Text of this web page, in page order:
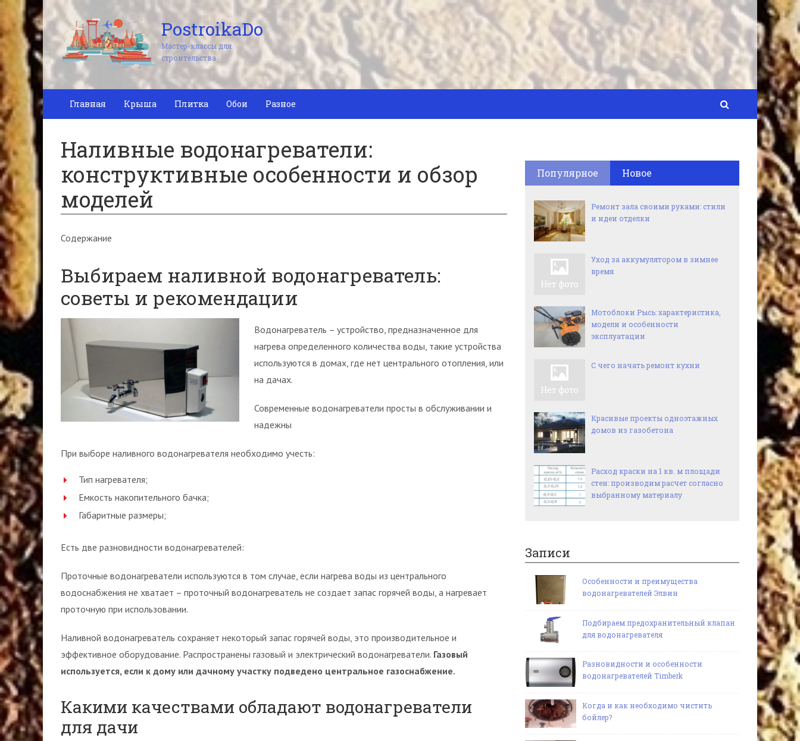
PostroikaDo
Мастер-классы для
строительства
Главная Крыша Плитка Обои Разное
Наливные водонагреватели:
конструктивные особенности и обзор
моделей
Содержание
Выбираем наливной водонагреватель:
советы и рекомендации
Водонагреватель – устройство, предназначенное для
нагрева определенного количества воды, такие устройства
используются в домах, где нет центрального отопления, или
на дачах.
Современные водонагреватели просты в обслуживании и
надежны
При выборе наливного водонагревателя необходимо учесть:
Тип нагревателя;
Емкость накопительного бачка;
Габаритные размеры;
Есть две разновидности водонагревателей:
Проточные водонагреватели используются в том случае, если нагрева воды из центрального
водоснабжения не хватает – проточный водонагреватель не создает запас горячей воды, а нагревает
проточную при использовании.
Наливной водонагреватель сохраняет некоторый запас горячей воды, это производительное и
эффективное оборудование. Распространены газовый и электрический водонагреватели. Газовый
используется, если к дому или дачному участку подведено центральное газоснабжение.
Какими качествами обладают водонагреватели
для дачи
Популярное Новое
Ремонт зала своими руками: стили
и идеи отделки
Уход за аккумулятором в зимнее
время
Мотоблоки Рысь: характеристика,
модели и особенности
эксплуатации
С чего начать ремонт кухни
Красивые проекты одноэтажных
домов из газобетона
Расход краски на 1 кв. м площади
стен: производим расчет согласно
выбранному материалу
Записи
Особенности и преимущества
водонагревателей Элвин
Подбираем предохранительный клапан
для водонагревателя
Разновидности и особенности
водонагревателей Timberk
Когда и как необходимо чистить
бойлер?